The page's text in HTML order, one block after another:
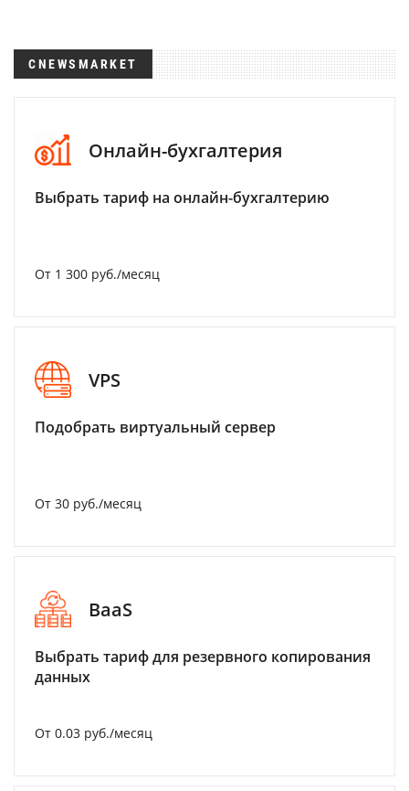
CNEWSMARKET
Онлайн-бухгалтерия
Выбрать тариф на онлайн-бухгалтерию
От 1 300 руб./месяц
VPS
Подобрать виртуальный сервер
От 30 руб./месяц
BaaS
Выбрать тариф для резервного копирования
данных
От 0.03 руб./месяц